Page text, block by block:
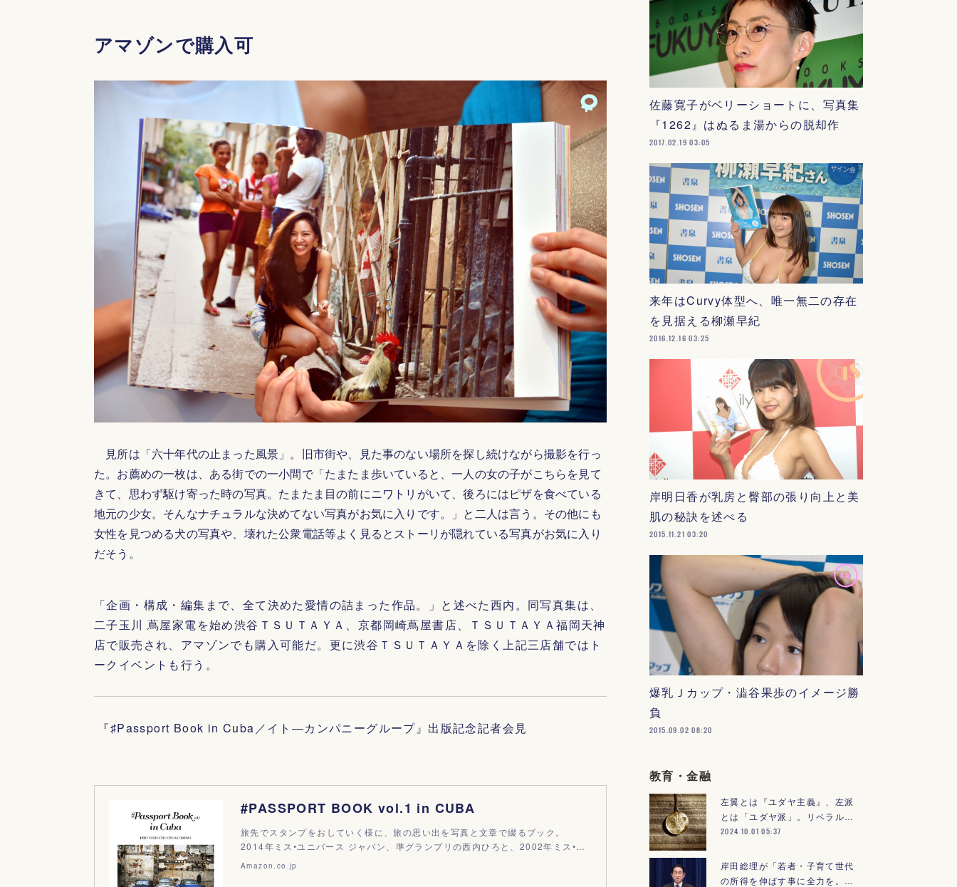
アマゾンで購入可
見所は「六十年代の止まった風景」。旧市街や、見た事のない場所を探し続けながら撮影を行っ
た。お薦めの一枚は、ある街での一小間で「たまたま歩いていると、一人の女の子がこちらを見て
きて、思わず駆け寄った時の写真。たまたま目の前にニワトリがいて、後ろにはピザを食べている
地元の少女。そんなナチュラルな決めてない写真がお気に入りです。」と二人は言う。その他にも
女性を見つめる犬の写真や、壊れた公衆電話等よく見るとストーリが隠れている写真がお気に入り
だそう。
「企画・構成・編集まで、全て決めた愛情の詰まった作品。」と述べた西内。同写真集は、
二子玉川 蔦屋家電を始め渋谷ＴＳＵＴＡＹＡ、京都岡崎蔦屋書店、ＴＳＵＴＡＹＡ福岡天神
店で販売され、アマゾンでも購入可能だ。更に渋谷ＴＳＵＴＡＹＡを除く上記三店舗ではト
ークイベントも行う。
『♯Passport Book in Cuba／イト―カンパニーグループ』出版記念記者会見
#PASSPORT BOOK vol.1 in CUBA
旅先でスタンプをおしていく様に、旅の思い出を写真と文章で綴るブック。
2014年ミス•ユニバース ジャパン、準グランプリの西内ひろと、2002年ミス•…
Amazon.co.jp
佐藤寛子がベリーショートに、写真集
『1262』はぬるま湯からの脱却作
2017.02.19 03:05
来年はCurvy体型へ、唯一無二の存在
を見据える柳瀬早紀
2016.12.16 03:25
岸明日香が乳房と臀部の張り向上と美
肌の秘訣を述べる
2015.11.21 03:20
爆乳Ｊカップ・澁谷果歩のイメージ勝
負
2015.09.02 08:20
教育・金融
左翼とは『ユダヤ主義』、左派
とは「ユダヤ派」。リベラル…
2024.10.01 05:37
岸田総理が「若者・子育て世代
の所得を伸ばす事に全力を。…